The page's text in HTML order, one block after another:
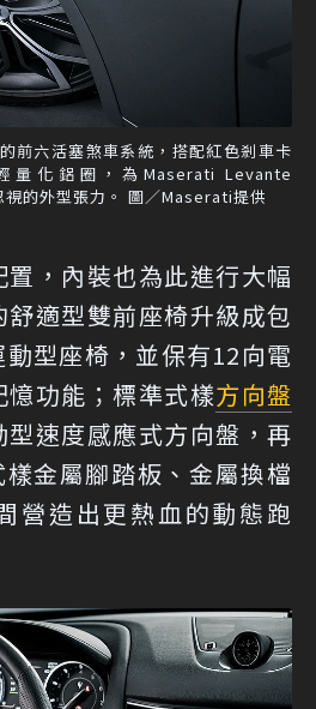
前六活塞煞車系統，搭配紅色剎車卡
化鋁圈，為Maserati Levante
的外型張力。 圖／Maserati提供
，內裝也為此進行大幅
適型雙前座椅升級成包
型座椅，並保有12向電
功能；標準式樣方向盤
速度感應式方向盤，再
金屬腳踏板、金屬換檔
營造出更熱血的動態跑